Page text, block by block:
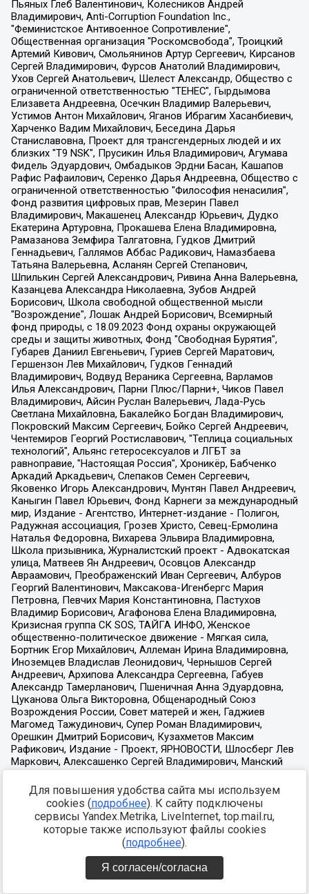
Для повышения удобства сайта мы используем
cookies (подробнее). К сайту подключены
сервисы Yandex.Metrika, LiveInternet, top.mail.ru,
которые также используют файлы cookies
(подробнее).
Я согласен/согласна